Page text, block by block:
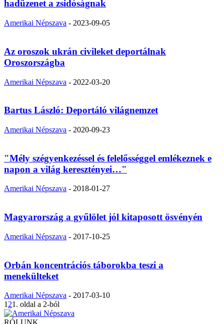
hadüzenet a zsidóságnak
Amerikai Népszava - 2023-09-05
Az oroszok ukrán civileket deportálnak
Oroszországba
Amerikai Népszava - 2022-03-20
Bartus László: Deportáló világnemzet
Amerikai Népszava - 2020-09-23
"Mély szégyenkezéssel és felelősséggel emlékeznek e
napon a világ keresztényei…"
Amerikai Népszava - 2018-01-27
Magyarország a gyűlölet jól kitaposott ösvényén
Amerikai Népszava - 2017-10-25
Orbán koncentrációs táborokba teszi a
menekülteket
Amerikai Népszava - 2017-03-10
1 21. oldal a 2-ból